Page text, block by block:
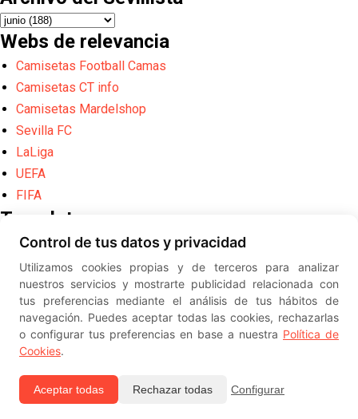
Webs de relevancia
Camisetas Football Camas
Camisetas CT info
Camisetas Mardelshop
Sevilla FC
LaLiga
UEFA
FIFA
Translate
Powered by
Translate
Diseño web creado por Erick
© ElSevillista.es - Información sobre
el Sevilla FC, Sevilla Atlético, Sevilla Femenino y su Cantera
-- --
Control de tus datos y privacidad
Utilizamos cookies propias y de terceros para analizar
nuestros servicios y mostrarte publicidad relacionada con
tus preferencias mediante el análisis de tus hábitos de
navegación. Puedes aceptar todas las cookies, rechazarlas
o configurar tus preferencias en base a nuestra Política de
Cookies.
Aceptar todas Rechazar todas Configurar
2026